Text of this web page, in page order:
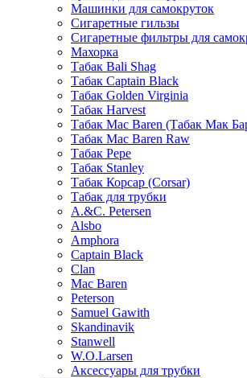
Машинки для самокруток
Сигаретные гильзы
Сигаретные фильтры для
Махорка
Табак Bali Shag
Табак Captain Black
Табак Golden Virginia
Табак Harvest
Табак Mac Baren (Табак Мак
Табак Mac Baren Raw
Табак Pepe
Табак Stanley
Табак Корсар (Corsar)
Табак для трубки
A.&C. Petersen
Alsbo
Amphora
Captain Black
Clan
Mac Baren
Peterson
Samuel Gawith
Skandinavik
Stanwell
W.O.Larsen
Аксессуары для трубки